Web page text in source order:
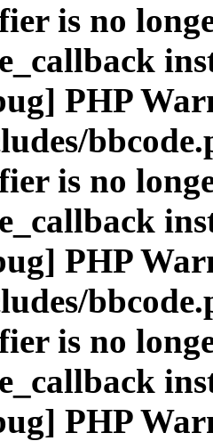
is no
PHP
is no
PHP
is no
PHP